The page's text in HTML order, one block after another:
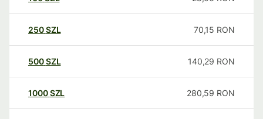
250SZL 70,15 RON
500SZL 140,29 RON
1000SZL 280,59 RON